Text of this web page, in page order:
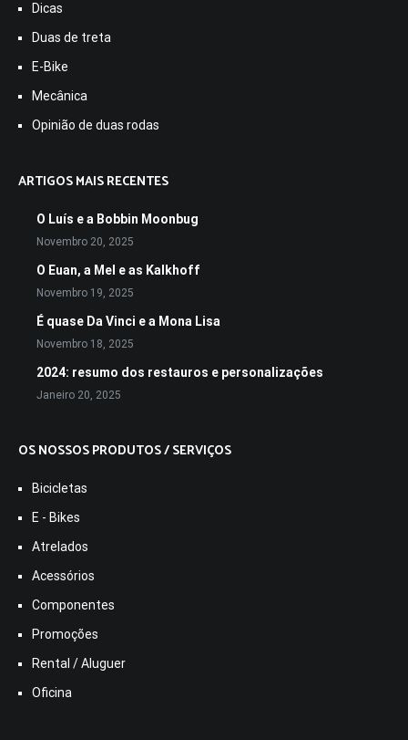
Dicas
Duas de treta
E-Bike
Mecânica
Opinião de duas rodas
ARTIGOS MAIS RECENTES
O Luís e a Bobbin Moonbug
Novembro 20, 2025
O Euan, a Mel e as Kalkhoff
Novembro 19, 2025
É quase Da Vinci e a Mona Lisa
Novembro 18, 2025
2024: resumo dos restauros e personalizações
Janeiro 20, 2025
OS NOSSOS PRODUTOS / SERVIÇOS
Bicicletas
E - Bikes
Atrelados
Acessórios
Componentes
Promoções
Rental / Aluguer
Oficina